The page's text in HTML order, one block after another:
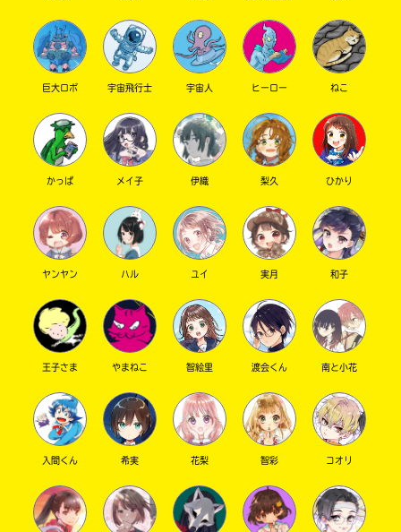
このマチのことを
もっと知りたい
巨大ロボ 宇宙飛行士 宇宙人 ヒーロー ねこ
かっぱ メイ子 伊織 梨久 ひかり
ヤンヤン ハル ユイ 実月 和子
王子さま やまねこ 智絵里 渡会くん 南と小花
入間くん 希実 花梨 智彩 コオリ